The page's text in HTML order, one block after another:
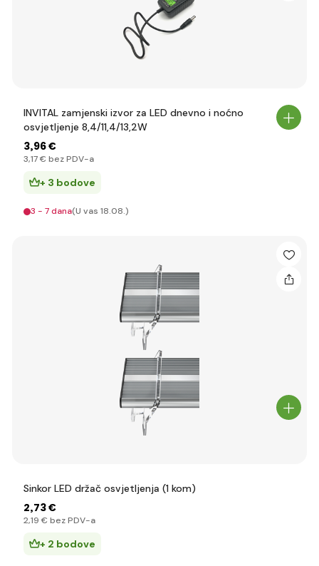
INVITAL zamjenski izvor za LED dnevno i noćno
osvjetljenje 8,4/11,4/13,2W
3,96 €
3,17 € bez PDV-a
+ 3 bodove
3 - 7 dana(U vas 18.08.)
Sinkor LED držač osvjetljenja (1 kom)
2,73 €
2,19 € bez PDV-a
+ 2 bodove